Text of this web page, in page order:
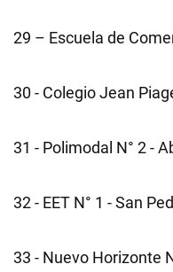
29 – Escuela de
30 - Colegio Jean
31 - Polimodal N° 2 -
32 - EET N° 1 - San
33 - Nuevo Horizonte